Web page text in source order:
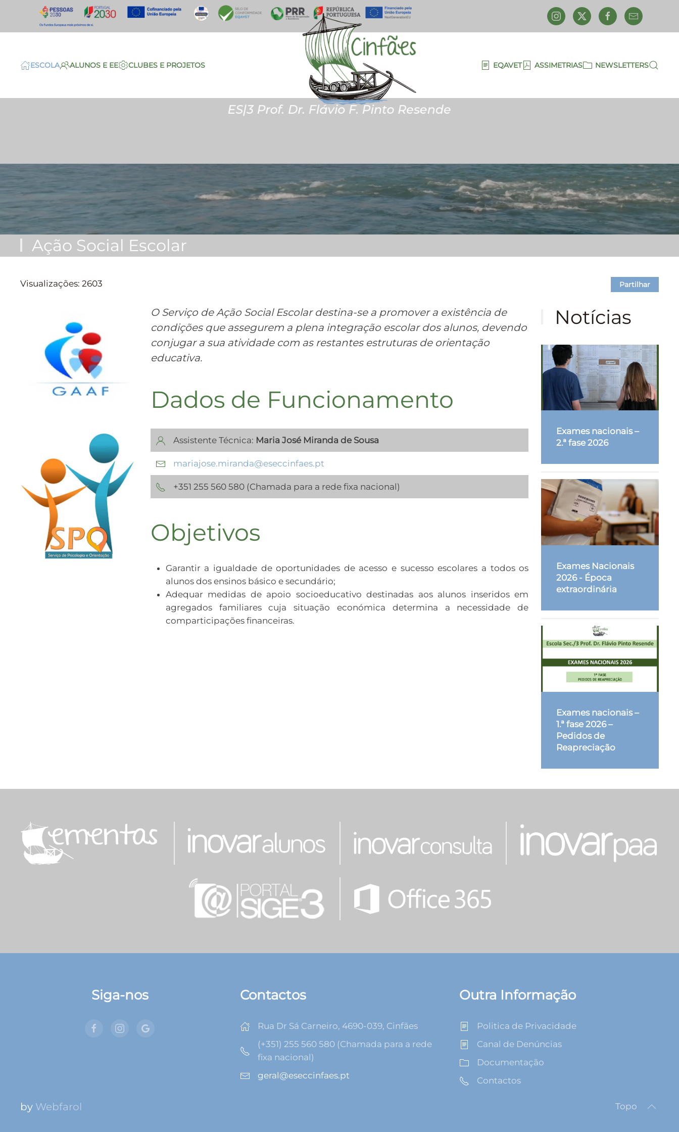
Saltar para o conteúdo principal
ESCOLA ALUNOS E EE CLUBES E PROJETOS EQAVET ASSIMETRIAS NEWSLETTERS
Ação Social Escolar
Visualizações: 2603 Partilhar
O Serviço de Ação Social Escolar destina-se a promover a existência de
condições que assegurem a plena integração escolar dos alunos, devendo
conjugar a sua atividade com as restantes estruturas de orientação
educativa.
Dados de Funcionamento
Assistente Técnica: Maria José Miranda de Sousa
mariajose.miranda@eseccinfaes.pt
+351 255 560 580 (Chamada para a rede fixa nacional)
Objetivos
Garantir a igualdade de oportunidades de acesso e sucesso escolares a todos os
alunos dos ensinos básico e secundário;
Adequar medidas de apoio socioeducativo destinadas aos alunos inseridos em
agregados familiares cuja situação económica determina a necessidade de
comparticipações financeiras.
Notícias
Exames nacionais –
2.ª fase 2026
Exames Nacionais
2026 - Época
extraordinária
Exames nacionais –
1.ª fase 2026 –
Pedidos de
Reapreciação
Siga-nos Contactos
Rua Dr Sá Carneiro, 4690-039, Cinfães
(+351) 255 560 580 (Chamada para a rede
fixa nacional)
geral@eseccinfaes.pt
Outra Informação
Politica de Privacidade
Canal de Denúncias
Documentação
Contactos
by Webfarol Topo